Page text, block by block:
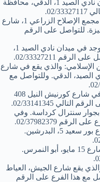
وفرع الدقي: الذي يقع في ميدان نادي الصيد 1، الدقي، محافظة
وفرع التعمير: والذي يتواجد في مجمع الإصلاح الزراعي 1، شارع
للتواصل على الرقم
وأيضًا فرع العاصمة الإسلامي: يوجد في ميدان نادي الصيد 1،
02/33327211.
الإسلامي: والذي يقع في شارع
نادي الصيد، الدقي. وللتواصل مع
وفرع إمبابة: ويتواجد هذا الفرع في شارع كورنيش النيل 408
02/33141345.
سنترال كرداسة. وفي
02/37982379.
فرع البدرشين: ويتواجد في شارع بور سعيد 5، البدرشين.
وفرع أبو النمرس: متواجد في شارع 15 مايو، أبو النمرس.
يقع شارع الجيش، العياط
مع هذا الفرع على الرقم